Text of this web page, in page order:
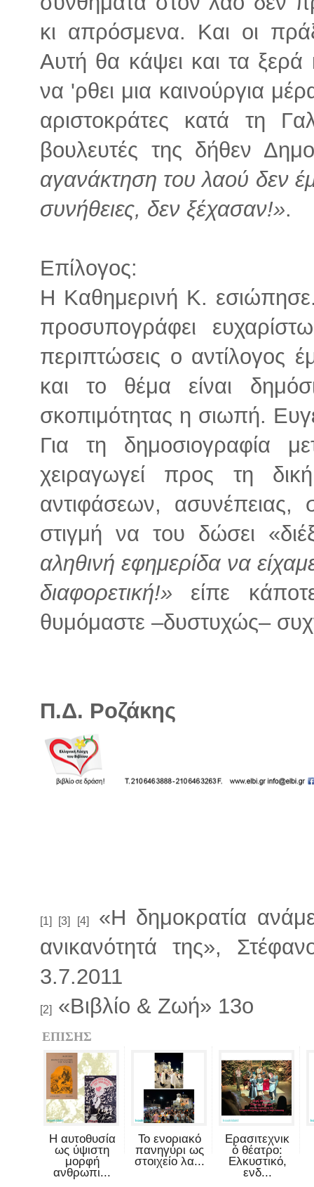
κι απρόσμενα. Και οι
Αυτή θα κάψει και τα
να 'ρθει μια καινούργια
αριστοκράτες κατά τη
βουλευτές της δήθεν
αγανάκτηση του λαού δεν
συνήθειες, δεν ξέχασαν!».
Επίλογος:
Η Καθημερινή Κ.
προσυπογράφει
περιπτώσεις ο αντίλογος
και το θέμα είναι
σκοπιμότητας η σιωπή.
Για τη δημοσιογραφία
χειραγωγεί προς τη
αντιφάσεων,
στιγμή να του δώσει
αληθινή εφημερίδα να
διαφορετική!» είπε
θυμόμαστε –δυστυχώς–
Π.Δ. Ροζάκης
[1] [3] [4]«Η δημοκρατία
ανικανότητά της»,
3.7.2011
[2] «Βιβλίο & Ζωή» 13ο
ΕΠΙΣΗΣ
Η αυτοθυσία
ως ύψιστη
μορφή
ανθρωπι...
Το ενοριακό
πανηγύρι ως
στοιχείο λα...
Ερασιτεχνικ
ό θέατρο:
Ελκυστικό,
ενδ...